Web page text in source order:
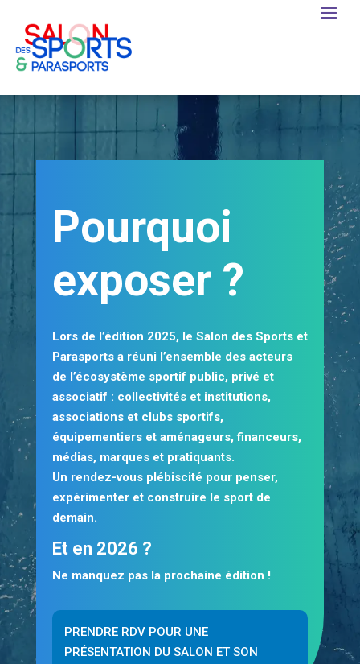
Pourquoi
exposer ?
Lors de l’édition 2025, le Salon des Sports et
Parasports a réuni l’ensemble des acteurs
de l’écosystème sportif public, privé et
associatif : collectivités et institutions,
associations et clubs sportifs,
équipementiers et aménageurs, financeurs,
médias, marques et pratiquants.
Un rendez-vous plébiscité pour penser,
expérimenter et construire le sport de
demain.
Et en 2026 ?
Ne manquez pas la prochaine édition !
PRENDRE RDV POUR UNE
PRÉSENTATION DU SALON ET SON